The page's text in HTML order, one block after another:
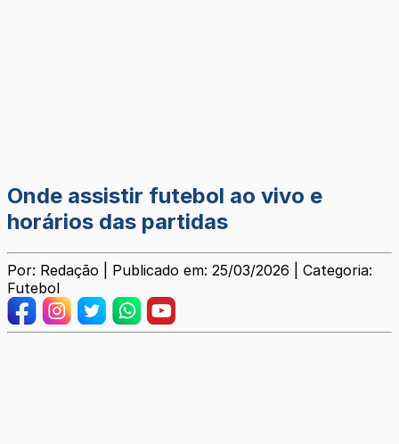
Onde assistir futebol ao vivo e
horários das partidas
Por: Redação | Publicado em: 25/03/2026 | Categoria:
Futebol